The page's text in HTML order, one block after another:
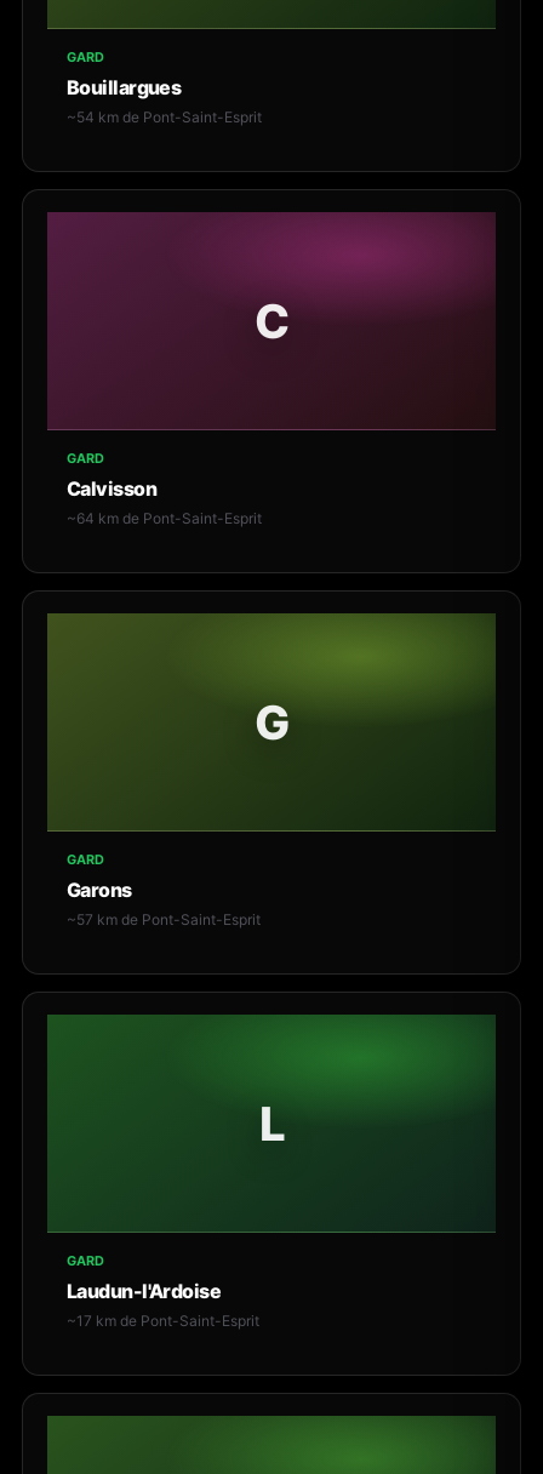
GARD
Bouillargues
~54 km de Pont-Saint-Esprit
C
GARD
Calvisson
~64 km de Pont-Saint-Esprit
G
GARD
Garons
~57 km de Pont-Saint-Esprit
L
GARD
Laudun-l'Ardoise
~17 km de Pont-Saint-Esprit